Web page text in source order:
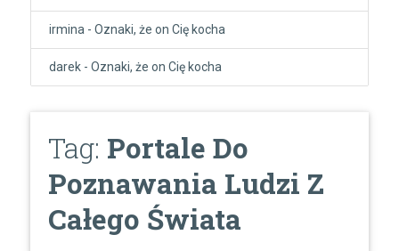
irmina - Oznaki, że on Cię kocha
darek- Oznaki, że on Cię kocha
Tag: Portale Do
Poznawania Ludzi Z
Całego Świata